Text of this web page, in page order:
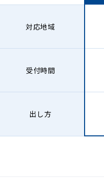
対応地域
受付時間
出し方